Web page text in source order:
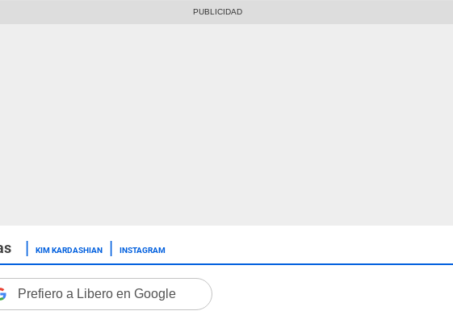
KIM KARDASHIAN INSTAGRAM
Prefiero a Libero en Google